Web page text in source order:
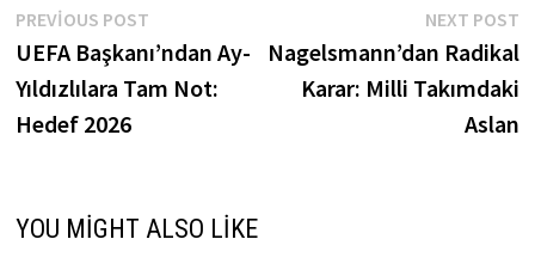
Yazı
gezinmesi
PREVIOUS POSTPrevious
post:
UEFA Başkanı’ndan Ay-
Yıldızlılara Tam Not:
Hedef 2026
NEXT POST
Nagelsmann’dan Radikal
Karar: Milli Takımdaki
Aslan
YOU MIGHT ALSO LIKE